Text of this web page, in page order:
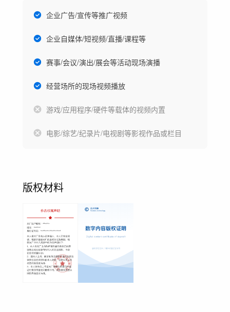
企业广告/宣传等推广视频
企业自媒体/短视频/直播/课程等
赛事/会议/演出/展会等活动现场演播
经营场所的现场视频播放
游戏/应用程序/硬件等载体的视频内置
电影/综艺/纪录片/电视剧等影视作品或栏目
版权材料